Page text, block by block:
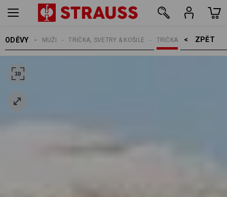
ODĚVY ZPĚT    >
TRIČKA
TRIČKA, SVETRY & KOŠILE
MUŽI